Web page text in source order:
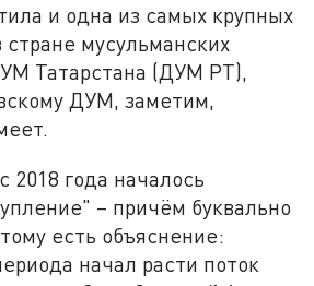
и одна из самых крупных
мусульманских
Татарстана (ДУМ РТ),
ДУМ, заметим,
2018 года началось
– причём буквально
есть объяснение:
начал расти поток